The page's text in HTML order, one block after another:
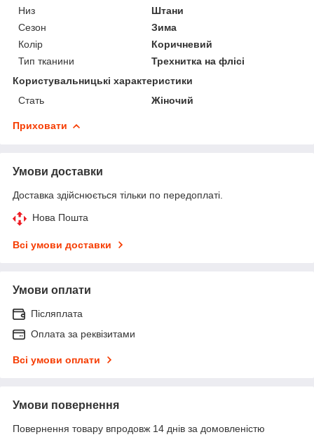
Низ
Штани
Сезон
Зима
Колір
Коричневий
Тип тканини
Трехнитка на флісі
Користувальницькі характеристики
Стать
Жіночий
Приховати
Умови доставки
Доставка здійснюється тільки по передоплаті.
Нова Пошта
Всі умови доставки
Умови оплати
Післяплата
Оплата за реквізитами
Всі умови оплати
Умови повернення
Повернення товару впродовж 14 днів за домовленістю